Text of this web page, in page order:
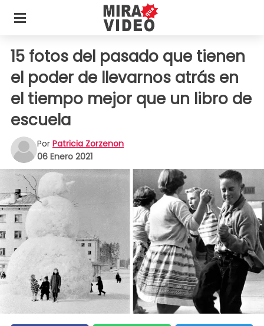
15 fotos del pasado que tienen
el poder de llevarnos atrás en
el tiempo mejor que un libro de
escuela
Por Patricia Zorzenon
06 Enero 2021